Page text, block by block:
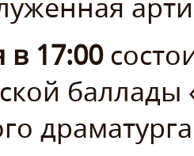
в 17:00
баллады